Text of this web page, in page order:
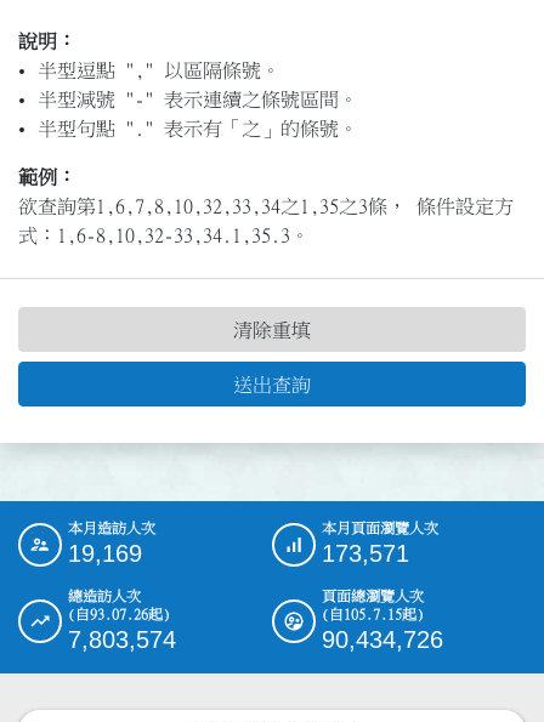
說明：
半型逗點 "," 以區隔條號。
半型減號 "-" 表示連續之條號區間。
半型句點 "." 表示有「之」的條號。
範例：
欲查詢第1,6,7,8,10,32,33,34之1,35之3條， 條件設定方
式：1,6-8,10,32-33,34.1,35.3。
送出查詢
清除重填
::: 本月造訪人次
19,169
本月頁面瀏覽人次
173,571
總造訪人次
(自93.07.26起)
7,803,574
頁面總瀏覽人次
(自105.7.15起)
90,434,726